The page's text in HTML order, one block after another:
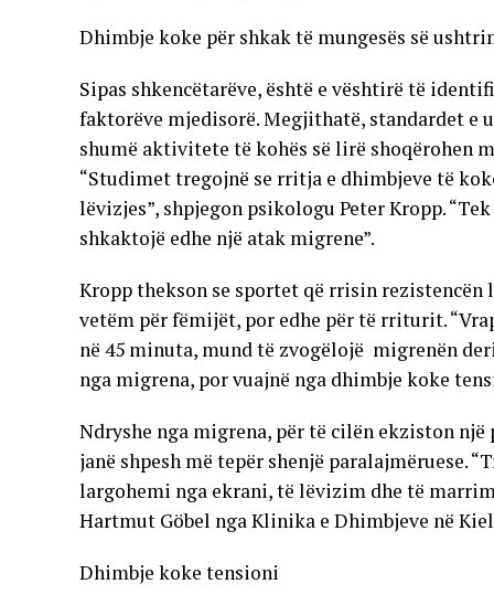
Dhimbje koke për shkak të mungesës së
Sipas shkencëtarëve, është e vështirë të
faktorëve mjedisorë. Megjithatë, standardet
shumë aktivitete të kohës së lirë shoqërohen
“Studimet tregojnë se rritja e dhimbjeve të
lëvizjes”, shpjegon psikologu Peter Kropp.
shkaktojë edhe një atak migrene”.
Kropp thekson se sportet që rrisin
vetëm për fëmijët, por edhe për të rriturit.
në 45 minuta, mund të zvogëlojë migrenën
nga migrena, por vuajnë nga dhimbje koke
Ndryshe nga migrena, për të cilën ekziston
janë shpesh më tepër shenjë paralajmëruese.
largohemi nga ekrani, të lëvizim dhe të
Hartmut Göbel nga Klinika e Dhimbjeve në
Dhimbje koke tensioni